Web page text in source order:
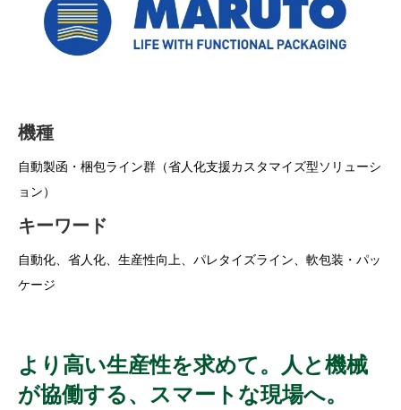
機種
自動製函・梱包ライン群（省人化支援カスタマイズ型ソリューシ
ョン）
キーワード
自動化、省人化、生産性向上、パレタイズライン、軟包装・パッ
ケージ
より高い生産性を求めて。人と機械
が協働する、スマートな現場へ。